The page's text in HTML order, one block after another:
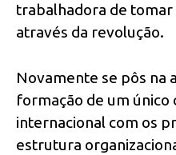
trabalhadora de tomar
através da revolução.
Novamente se pôs na
formação de um
internacional com os
estrutura